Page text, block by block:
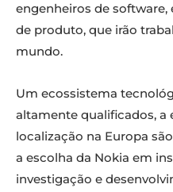
engenheiros de software,
de produto, que irão
mundo.
Um ecossistema
altamente qualificados, a
localização na Europa
a escolha da Nokia em
investigação e